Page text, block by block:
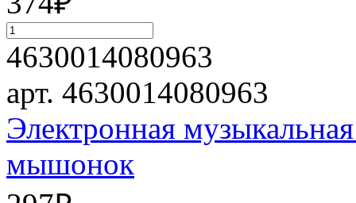
4630014080963
арт. 4630014080963
Электронная
мышонок